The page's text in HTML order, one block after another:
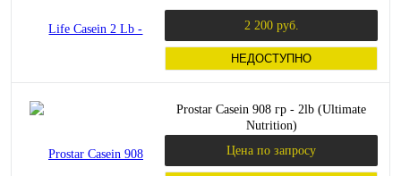
2 200 руб.
НЕДОСТУПНО
Prostar Casein 908 гр - 2lb (Ultimate
Nutrition)
Цена по запросу